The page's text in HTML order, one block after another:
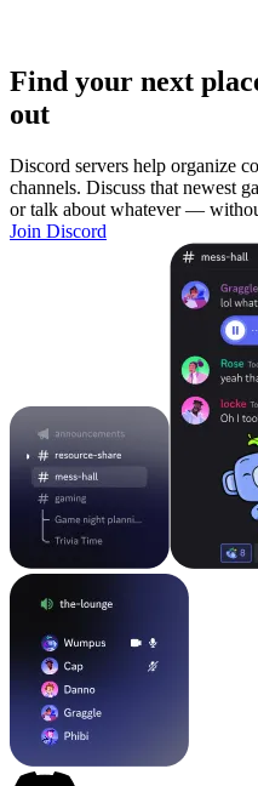
Find your next
out
Discord servers help organize
channels. Discuss that newest
or talk about whatever —
Join Discord